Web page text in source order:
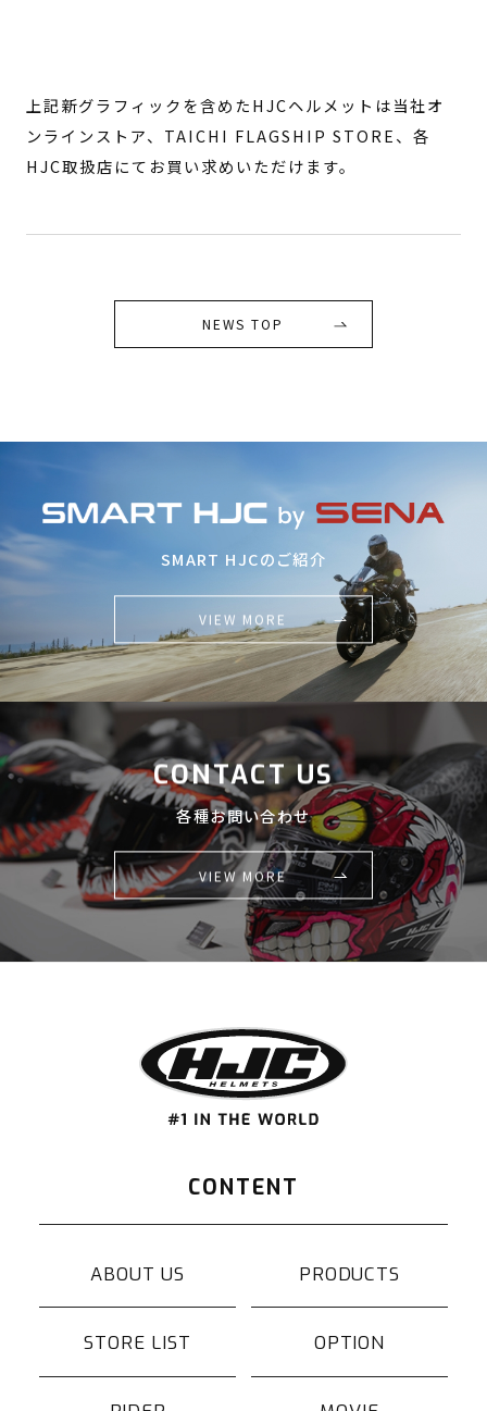
上記新グラフィックを含めたHJCヘルメットは当社オ
ンラインストア、TAICHI FLAGSHIP STORE、各
HJC取扱店にてお買い求めいただけます。
NEWS TOP
SMART HJCのご紹介
VIEW MORE
CONTACT US
各種お問い合わせ
VIEW MORE
CONTENT
ABOUT US PRODUCTS
STORE LIST OPTION